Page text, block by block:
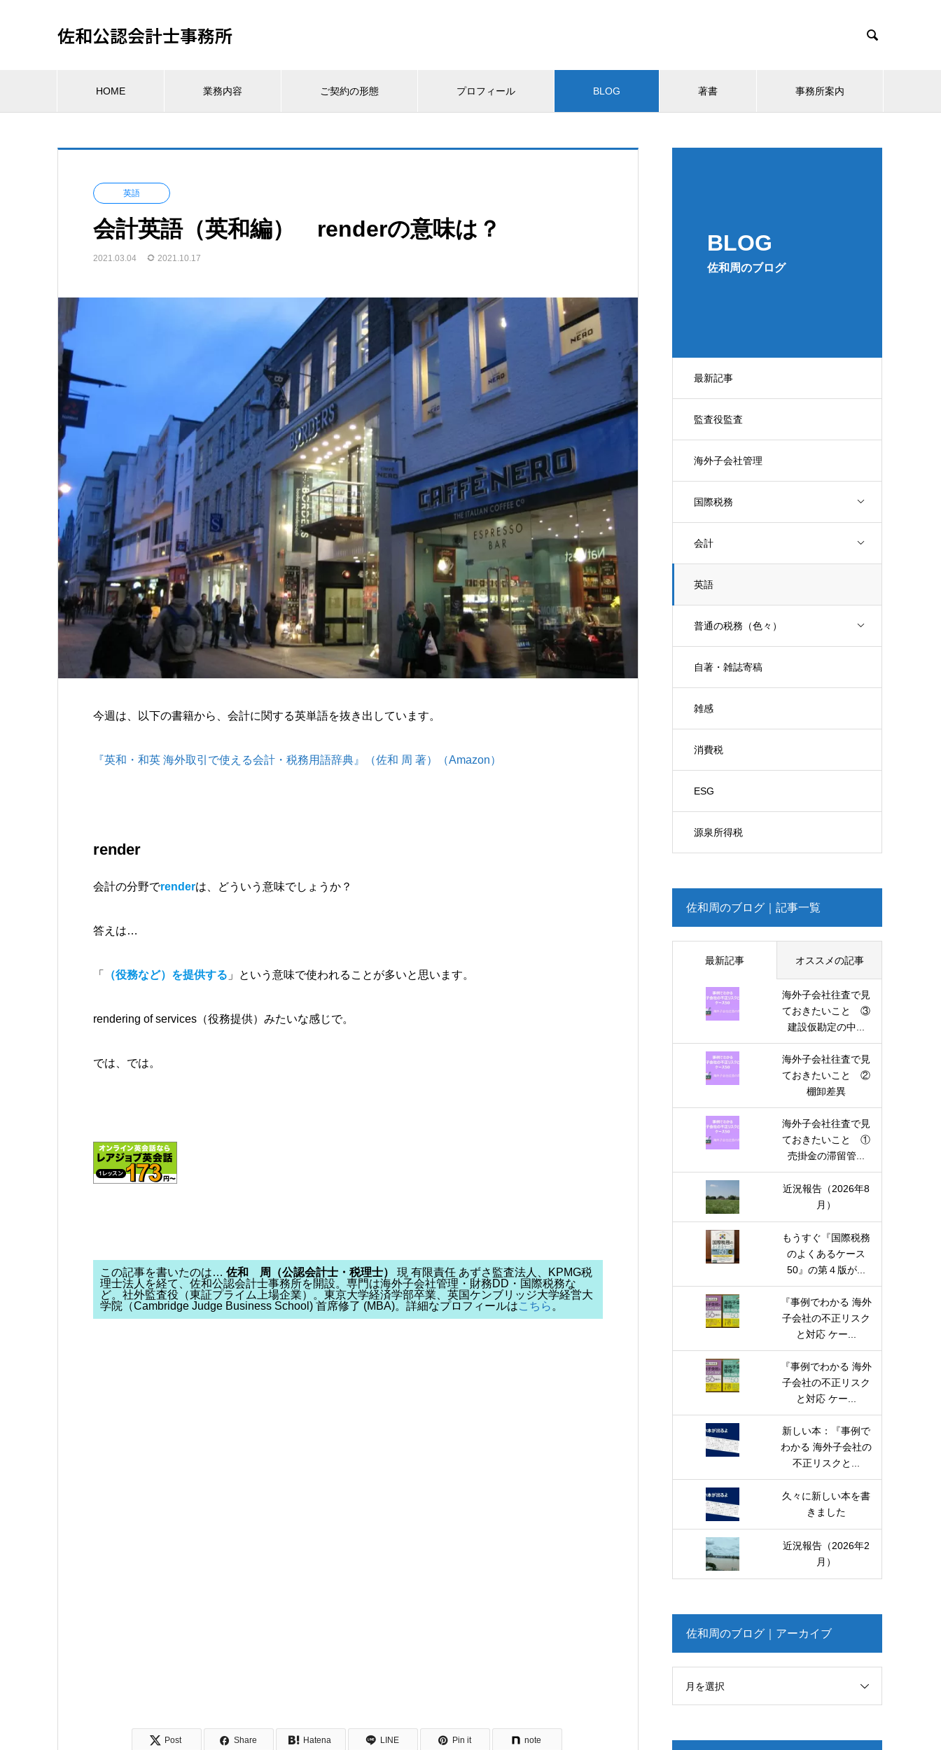
佐和公認会計士事務所 
HOME 業務内容 ご契約の形態 プロフィール BLOG 著書 事務所案内
BLOG
佐和周のブログ
最新記事
監査役監査
海外子会社管理
国際税務
会計
英語
普通の税務（色々）
自著・雑誌寄稿
雑感
消費税
ESG
源泉所得税
英語
会計英語（英和編） renderの意味は？
2021.03.04 2021.10.17
今週は、以下の書籍から、会計に関する英単語を抜き出しています。
『英和・和英 海外取引で使える会計・税務用語辞典』（佐和 周 著）（Amazon）
render
会計の分野でrenderは、どういう意味でしょうか？
答えは…
「 （役務など）を提供する 」という意味で使われることが多いと思います。
rendering of services（役務提供）みたいな感じで。
では、では。
この記事を書いたのは… 佐和 周（公認会計士・税理士）
現 有限責任 あずさ監査法人、KPMG税
理士法人を経て、佐和公認会計士事務所を開設。専門は海外子会社管理・財務DD・国際税務な
ど。社外監査役（東証プライム上場企業）。東京大学経済学部卒業、英国ケンブリッジ大学経営大
学院（Cambridge Judge Business School) 首席修了 (MBA)。詳細なプロフィールはこちら 。
Post Share Hatena LINE Pin it note
佐和周のブログ｜記事一覧
最新記事 オススメの記事
海外子会社往査で見
ておきたいこと ③
建設仮勘定の中...
海外子会社往査で見
ておきたいこと ②
棚卸差異
海外子会社往査で見
ておきたいこと ①
売掛金の滞留管...
近況報告（2026年8
月）
もうすぐ『国際税務
のよくあるケース
50』の第４版が...
『事例でわかる 海外
子会社の不正リスク
と対応 ケー...
『事例でわかる 海外
子会社の不正リスク
と対応 ケー...
新しい本：『事例で
わかる 海外子会社の
不正リスクと...
久々に新しい本を書
きました
近況報告（2026年2
月）
佐和周のブログ｜アーカイブ
月を選択